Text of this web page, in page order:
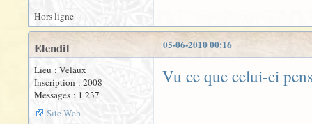
Hors ligne
05-06-2010 00:16
Elendil
Lieu : Velaux
Inscription : 2008
Messages : 1 237
Site Web
Vu ce que celui-ci